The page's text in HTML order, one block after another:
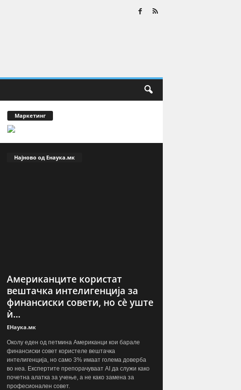
Маркетинг
Најново од Енаука.мк
Американците користат
вештачка интелигенција за
финансиски совети, но сè уште
ѝ...
ЕНаука.мк
Околу еден од петмина Американци кои барале
финансиски совет користеле вештачка
интелигенција, но само 3% имаат голема доверба
во неа. Експертите препорачуваат AI да служи како
почетна алатка за учење, а не како замена за
професионален совет.